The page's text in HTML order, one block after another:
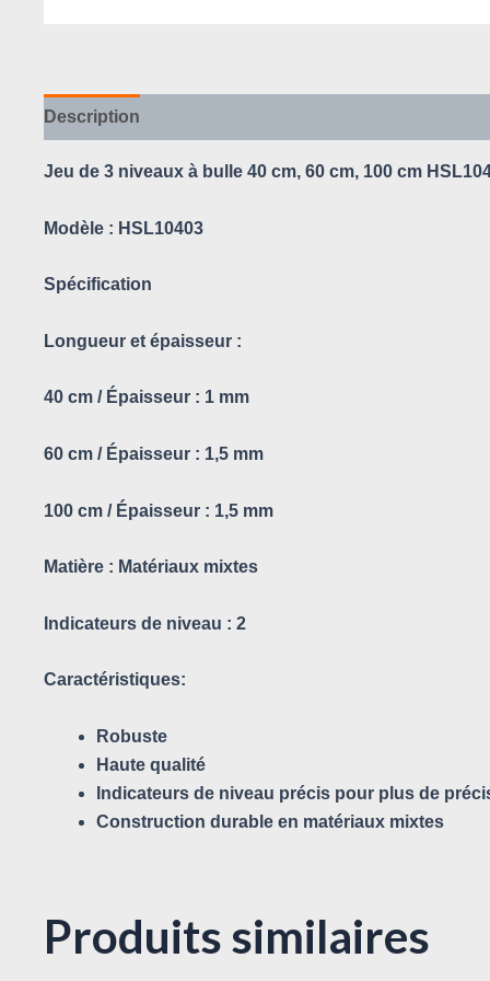
Description
Jeu de 3 niveaux à bulle 40 cm, 60 cm, 100 cm
Modèle : HSL10403
Spécification
Longueur et épaisseur :
40 cm / Épaisseur : 1 mm
60 cm / Épaisseur : 1,5 mm
100 cm / Épaisseur : 1,5 mm
Matière : Matériaux mixtes
Indicateurs de niveau : 2
Caractéristiques:
Robuste
Haute qualité
Indicateurs de niveau précis pour plus de
Construction durable en matériaux mixtes
Produits similaires